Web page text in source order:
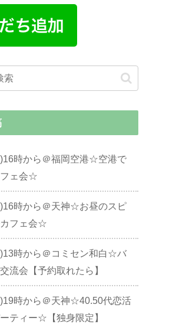
時から＠福岡空港☆空港で
ェ会☆
時から＠天神☆お昼のスピ
カフェ会☆
時から＠コミセン和白☆バ
流会【予約取れたら】
時から＠天神☆40.50代恋活
ティー☆【独身限定】